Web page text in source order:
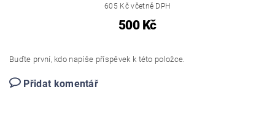
605 Kč včetně DPH
500 Kč
Buďte první, kdo napíše příspěvek k této položce.
Přidat komentář